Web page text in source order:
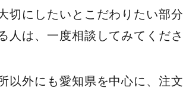
切にしたいとこだわりたい部分
人は、一度相談してみてくださ
以外にも愛知県を中心に、注文